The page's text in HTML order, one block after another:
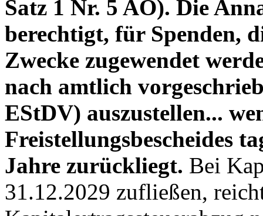
Satz 1 Nr. 5 AO). Die
berechtigt, für Spenden,
Zwecke zugewendet
nach amtlich
EStDV) auszustellen...
Freistellungsbescheides
Jahre zurückliegt. Bei
31.12.2029 zufließen,